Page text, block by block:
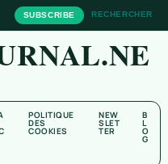
SUBSCRIBE RECHERCHER
POLITIQUE
DES
COOKIES
NEW
SLET
TER
B
L
O
G